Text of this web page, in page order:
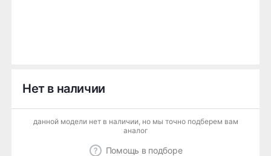
Нет в наличии
данной модели нет в наличии, но мы точно подберем вам
аналог
Помощь в подборе